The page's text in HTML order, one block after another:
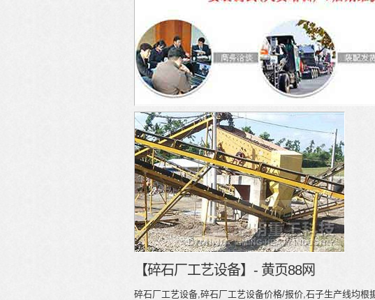
【碎石厂工艺设备】- 黄页88网
碎石厂工艺设备,碎石厂工艺设备价格/报价,石子生产线均